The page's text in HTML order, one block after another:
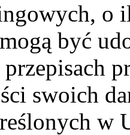
o
być
swoich
w